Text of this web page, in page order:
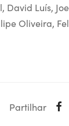
Luís,
Oliveira,
Partilhar